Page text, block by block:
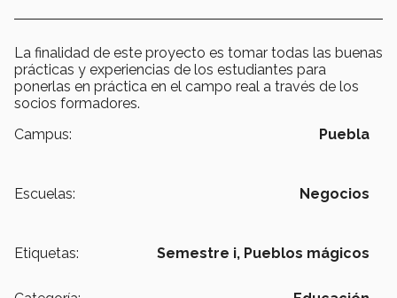
La finalidad de este proyecto es tomar todas las buenas
prácticas y experiencias de los estudiantes para
ponerlas en práctica en el campo real a través de los
socios formadores.
Campus:
Puebla
Escuelas: Negocios
Etiquetas: Semestre i, Pueblos mágicos